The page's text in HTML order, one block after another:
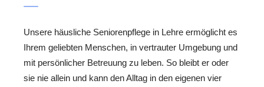
Unsere häusliche Seniorenpflege in Lehre ermöglicht es
Ihrem geliebten Menschen, in vertrauter Umgebung und
mit persönlicher Betreuung zu leben. So bleibt er oder
sie nie allein und kann den Alltag in den eigenen vier